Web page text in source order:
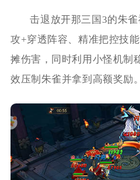
击退放开那三国3的朱
攻+穿透阵容、精准把控技
摊伤害，同时利用小怪机制
效压制朱雀并拿到高额奖励。